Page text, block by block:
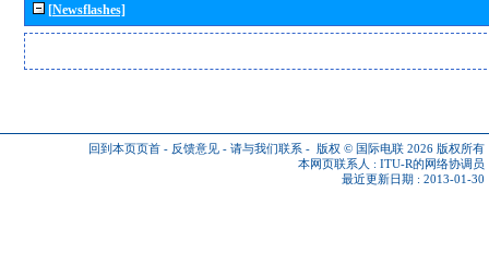
[Newsflashes]
回到本页页首 - 反馈意见 - 请与我们联系 - 版权 © 国际电联 2026 版权所有
本网页联系人 : ITU-R的网络协调员
最近更新日期 : 2013-01-30